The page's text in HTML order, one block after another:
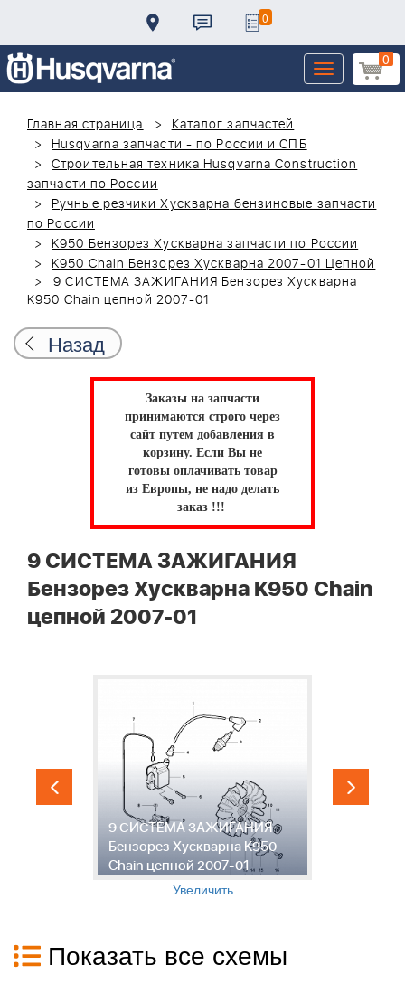
0
0
Toggle
navigation
Главная страница
Каталог запчастей
Husqvarna запчасти - по России и СПБ
Строительная техника Husqvarna Construction
запчасти по России
Ручные резчики Хускварна бензиновые запчасти
по России
K950 Бензорез Хускварна запчасти по России
K950 Chain Бензорез Хускварна 2007-01 Цепной
9 СИСТЕМА ЗАЖИГАНИЯ Бензорез Хускварна
K950 Chain цепной 2007-01
Назад
Заказы на запчасти
принимаются строго через
сайт путем добавления в
корзину. Если Вы не
готовы оплачивать товар
из Европы, не надо делать
заказ !!!
9 СИСТЕМА ЗАЖИГАНИЯ
Бензорез Хускварна K950 Chain
цепной 2007-01
9 СИСТЕМА ЗАЖИГАНИЯ
Бензорез Хускварна K950
Chain цепной 2007-01
Увеличить
Показать все схемы